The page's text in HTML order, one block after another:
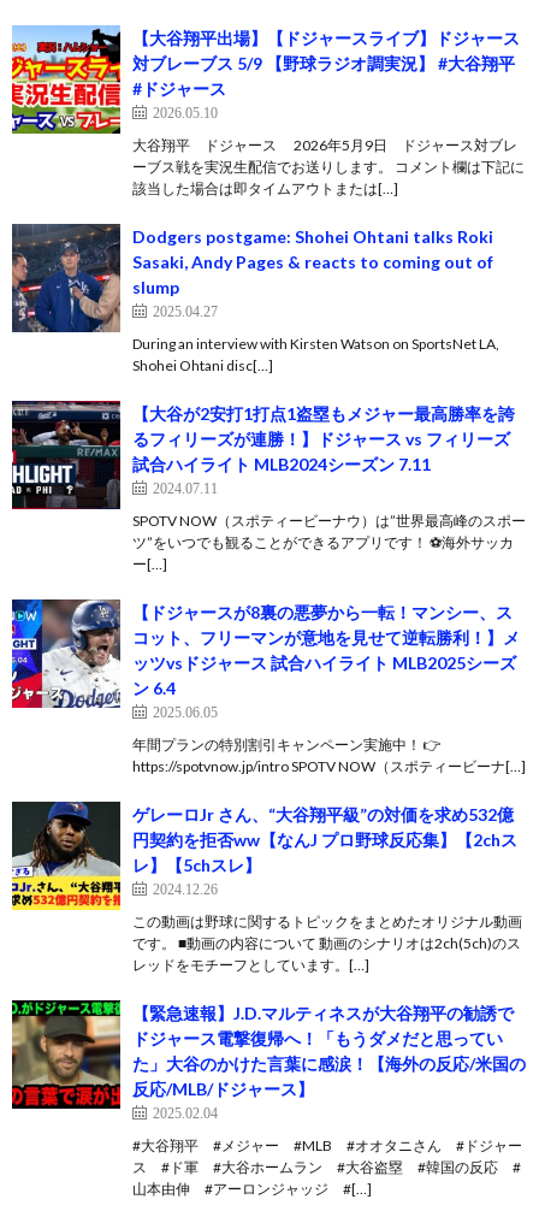
【大谷翔平出場】【ドジャースライブ】ドジャース
対ブレーブス 5/9 【野球ラジオ調実況】 #大谷翔平
#ドジャース
2026.05.10
大谷翔平 ドジャース 2026年5月9日 ドジャース対ブレ
ーブス戦を実況生配信でお送りします。 コメント欄は下記に
該当した場合は即タイムアウトまたは[…]
Dodgers postgame: Shohei Ohtani talks Roki
Sasaki, Andy Pages & reacts to coming out of
slump
2025.04.27
During an interview with Kirsten Watson on SportsNet LA,
Shohei Ohtani disc[…]
【大谷が2安打1打点1盗塁もメジャー最高勝率を誇
るフィリーズが連勝！】ドジャース vs フィリーズ
試合ハイライト MLB2024シーズン 7.11
2024.07.11
SPOTV NOW（スポティービーナウ）は”世界最高峰のスポー
ツ”をいつでも観ることができるアプリです！ ⚽️海外サッカ
ー[…]
【ドジャースが8裏の悪夢から一転！マンシー、ス
コット、フリーマンが意地を見せて逆転勝利！】メ
ッツvsドジャース 試合ハイライト MLB2025シーズ
ン 6.4
2025.06.05
年間プランの特別割引キャンペーン実施中！ 👉
https://spotvnow.jp/intro SPOTV NOW（スポティービーナ[…]
ゲレーロJr さん、“大谷翔平級”の対価を求め532億
円契約を拒否ww【なんJ プロ野球反応集】【2chス
レ】【5chスレ】
2024.12.26
この動画は野球に関するトピックをまとめたオリジナル動画
です。 ■動画の内容について 動画のシナリオは2ch(5ch)のス
レッドをモチーフとしています。[…]
【緊急速報】J.D.マルティネスが大谷翔平の勧誘で
ドジャース電撃復帰へ！「もうダメだと思ってい
た」大谷のかけた言葉に感涙！【海外の反応/米国の
反応/MLB/ドジャース】
2025.02.04
#大谷翔平 #メジャー #MLB #オオタニさん #ドジャー
ス #ド軍 #大谷ホームラン #大谷盗塁 #韓国の反応 #
山本由伸 #アーロンジャッジ #[…]